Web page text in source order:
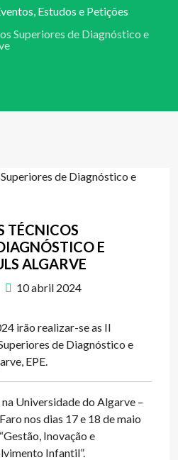
Estudos e Petições
Superiores de Diagnóstico e
TÉCNICOS
E
ALGARVE
10 abril 2024
irão realizar-se as II
de Diagnóstico e
EPE.
Universidade do Algarve –
nos dias 17 e 18 de maio
Inovação e
Infantil”.